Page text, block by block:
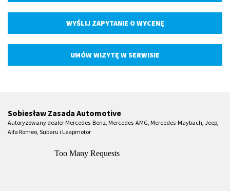
WYŚLIJ ZAPYTANIE O WYCENĘ
UMÓW WIZYTĘ W SERWISIE
Sobiesław Zasada Automotive
Autoryzowany dealer Mercedes-Benz, Mercedes-AMG, Mercedes-Maybach, Jeep,
Alfa Romeo, Subaru i Leapmotor